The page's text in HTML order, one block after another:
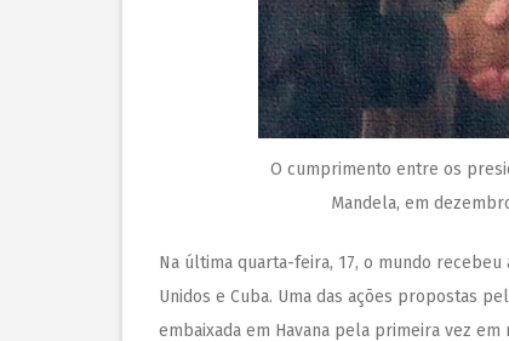
O cumprimento entre os
Mandela, em
Na última quarta-feira, 17, o mundo
Unidos e Cuba. Uma das ações propostas
embaixada em Havana pela primeira vez em